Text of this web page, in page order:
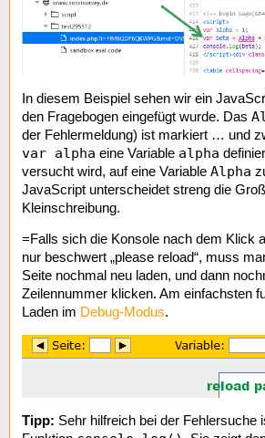
In diesem Beispiel sehen wir ein
den Fragebogen eingefügt wurde. Das
der Fehlermeldung) ist markiert … und
var alpha eine Variable alpha
versucht wird, auf eine Variable Alpha
JavaScript unterscheidet streng die
Kleinschreibung.
=Falls sich die Konsole nach dem Klick
nur beschwert „please reload“, muss
Seite nochmal neu laden, und dann
Zeilennummer klicken. Am einfachsten
Laden im Debug-Modus.
Tipp: Sehr hilfreich bei der Fehlersuche